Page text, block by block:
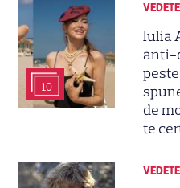
10
Iulia
anti-
de
te